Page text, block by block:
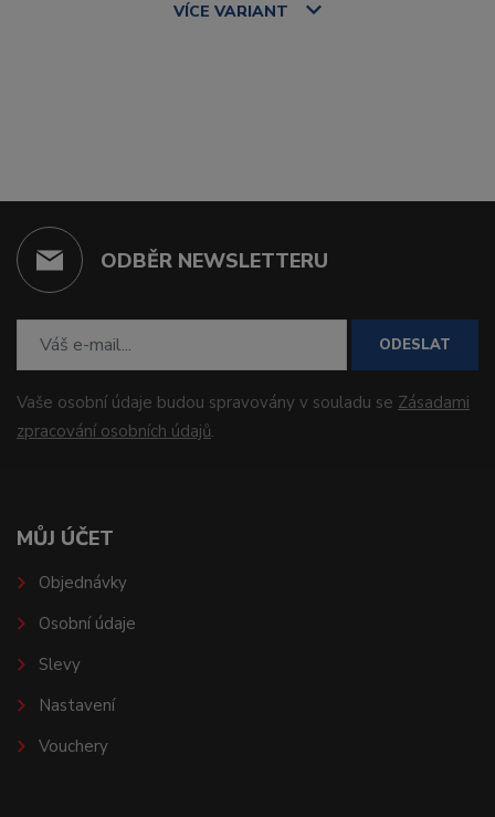
VÍCE VARIANT
ODBĚR NEWSLETTERU
ODESLAT
Vaše osobní údaje budou spravovány v souladu se Zásadami
zpracování osobních údajů.
MŮJ ÚČET
Objednávky
Osobní údaje
Slevy
Nastavení
Vouchery